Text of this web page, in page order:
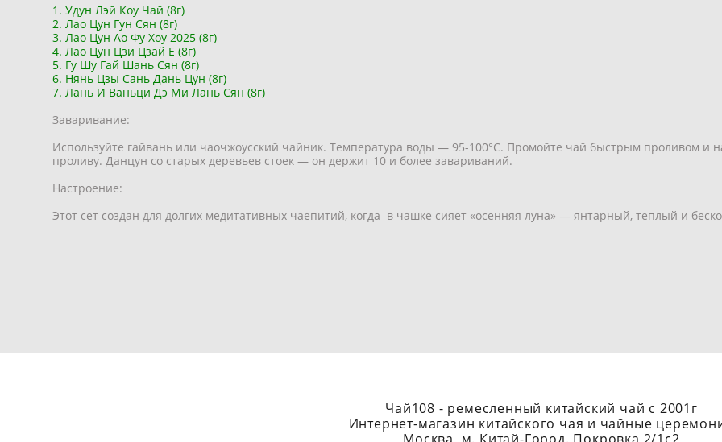
1. Удун Лэй Коу Чай (8г)
2. Лао Цун Гун Сян (8г)
3. Лао Цун Ао Фу Хоу 2025 (8г)
4. Лао Цун Цзи Цзай Е (8г)
5. Гу Шу Гай Шань Сян (8г)
6. Нянь Цзы Сань Дань Цун (8г)
7. Лань И Ваньци Дэ Ми Лань Сян (8г)
Заваривание:
Используйте гайвань или чаочжоусский чайник. Температура воды — 95-100°С. Промойте чай быстрым проливом и
проливу. Данцун со старых деревьев стоек — он держит 10 и более завариваний.
Настроение:
Этот сет создан для долгих медитативных чаепитий, когда в чашке сияет «осенняя луна» — янтарный, теплый и
Чай108 - ремесленный китайский чай с 2001г
Интернет-магазин китайского чая и чайные